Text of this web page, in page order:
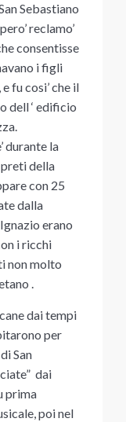
Sebastiano
reclamo’
consentisse
i figli
fu cosi’ che il
dell ‘ edificio
durante la
della
con 25
dalla
erano
i ricchi
non molto
.
dai tempi
per
San
dai
prima
poi nel